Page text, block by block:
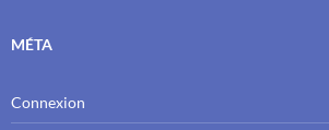
MÉTA
Connexion